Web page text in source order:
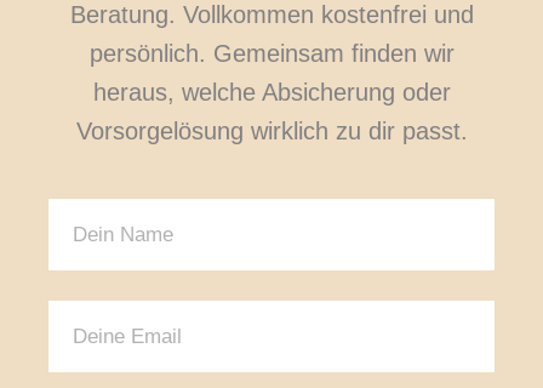
Beratung. Vollkommen kostenfrei und
persönlich. Gemeinsam finden wir
heraus, welche Absicherung oder
Vorsorgelösung wirklich zu dir passt.